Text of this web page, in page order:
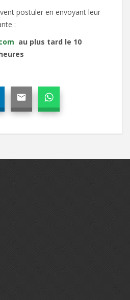
postuler en envoyant leur
:
au plus tard le 10